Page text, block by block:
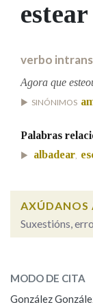
Facebook
TwitterYoutube
BUSCAR NOS
Remata por
Contén
BUSCAR NO
Nas definicións
Nos exemplos
estear
verbo
Agora que
SINÓNIMOS
Palabras
albadear,
AXÚDANOS
Suxestións,
ESCOLLE
MODO DE CITA
González